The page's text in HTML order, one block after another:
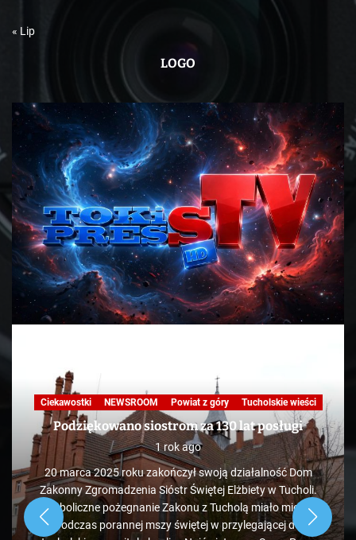
« Lip
LOGO
Ciekawostki NEWSROOM Powiat z góry Tucholskie wieści
Podziękowano siostrom za 130 lat posługi
1 rok ago
20 marca 2025 roku zakończył swoją działalność Dom
Zakonny Zgromadzenia Sióstr Świętej Elżbiety w Tucholi.
Symboliczne pożegnanie Zakonu z Tucholą miało miejsce
podczas porannej mszy świętej w przylegającej do